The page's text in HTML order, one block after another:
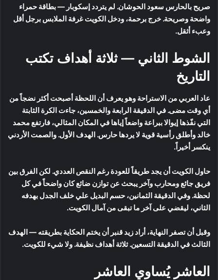
صريح بالحارس سعود الحوشان. لم يتردد إسكوبار — بطاقة حمراء
واضحة وصريحة. خرج برحمة، ودخل الكويت غرفة الملابس برجل أقل
وعبء أثقل.
الشوط الثاني — ثلاثة أهداف تكتب
التاريخ
عاد العربي من الاستراحة وهو يعرف أن اللحظة أصبحت أكثر نضجاً من
أي وقت مضى. في الدقيقة الرابعة والخمسين، جاءت الكرة الثابتة
التي نفّذها إيوالا ببراعة واضعاً إياها في المكان المثالي، فارتفع محمد
خالد وأطلق رأسية قوية لا يردها حارس. الهدف الأول. والصمت الأردني
ينكسر أخيراً.
حاول الكويت أن يجد طريقاً للعودة رغم النقص العددي. لكن الفرق بين
فريق جائع ومحارب وآخر يبحث عن توازن ضائع كان واضحاً في كل
لحظة. وفي الدقيقة الثمانين، حسم البديل علي خلف الجدل بهدفه
الثاني، ليقضي على آخر ما تبقى من آمال الكويت.
وقبل أن تصفر النهاية، أراد زيد قنبر أن يختم الحكاية بطريقته — الهدف
الثالث في الدقيقة التسعين. ثلاثة أهداف نظيفة. ولا شيء للكويت.
العاشر يُساوي العاشر